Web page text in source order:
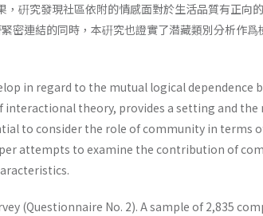
硏究發現社區依附的情感面對於生活品質有正向
密連結的同時，本硏究也證實了潜藏類別分析作
in regard to the mutual logical dependence
theory, provides a setting and
to consider the role of community in
attempts to examine the contribution of
(Questionnaire No. 2). A sample of 2,835